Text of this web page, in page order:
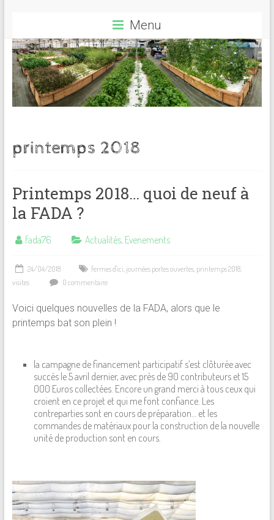
Menu
printemps 2018
Printemps 2018… quoi de neuf à
la FADA ?
fada76 Actualités, Evenements
24/04/2018 fermes d'ici, journées portes ouvertes, printemps 2018,
visites
0 commentaire
Voici quelques nouvelles de la FADA, alors que le
printemps bat son plein !
la campagne de financement participatif s’est clôturée avec
succès le 5 avril dernier, avec près de 90 contributeurs et 15
000 Euros collectées. Encore un grand merci à tous ceux qui
croient en ce projet et qui me font confiance. Les
contreparties sont en cours de préparation… et les
commandes de matériaux pour la construction de la nouvelle
unité de production sont en cours.